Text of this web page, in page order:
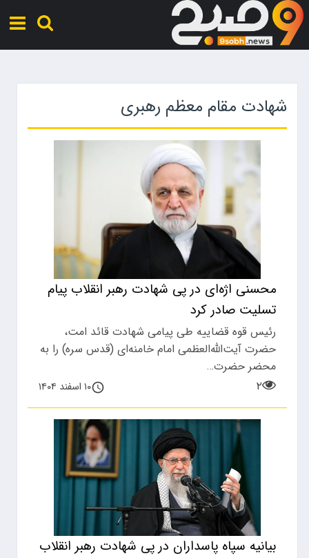
شهادت مقام معظم رهبری
محسنی اژه‌ای در پی شهادت رهبر انقلاب پیام
تسلیت صادر کرد
رئیس قوه قضاییه طی پیامی شهادت قائد امت،
حضرت آیت‌الله‌العظمی امام خامنه‌ای (قدس سره) را به
محضر حضرت…
۲
۱۰ اسفند ۱۴۰۴
بیانیه سپاه پاسداران در پی شهادت رهبر انقلاب